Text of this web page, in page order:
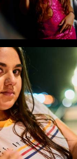
2360 0
2115 0